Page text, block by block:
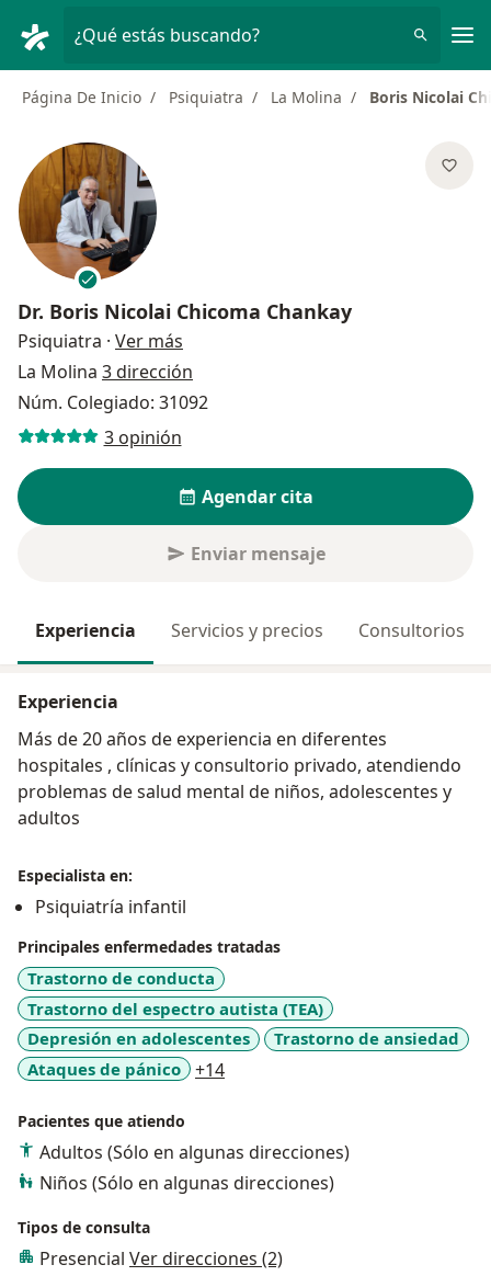
¿Qué estás buscando?
Página De Inicio Psiquiatra La Molina Boris Nicolai
Dr. Boris Nicolai Chicoma Chankay
Psiquiatra · Ver más
La Molina 3 dirección
Núm. Colegiado: 31092
3 opinión
Agendar cita
Enviar mensaje
Experiencia Servicios y precios Consultorios
Experiencia
Más de 20 años de experiencia en diferentes
hospitales , clínicas y consultorio privado, atendiendo
problemas de salud mental de niños, adolescentes y
adultos
Especialista en:
Psiquiatría infantil
Principales enfermedades tratadas
Trastorno de conducta
Trastorno del espectro autista (TEA)
Depresión en adolescentes
Trastorno de ansiedad
Ataques de pánico
+14a11y_sr_more_diseases
Pacientes que atiendo
Adultos (Sólo en algunas direcciones)
Niños (Sólo en algunas direcciones)
Tipos de consulta
Presencial Ver direcciones (2)